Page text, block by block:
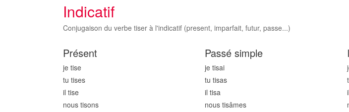
Indicatif
Conjugaison du verbe tiser à l'indicatif (present, imparfait, futur, passe...)
Présent
je tise
tu tises
il tise
nous tisons
Passé simple
je tisai
tu tisas
il tisa
nous tisâmes